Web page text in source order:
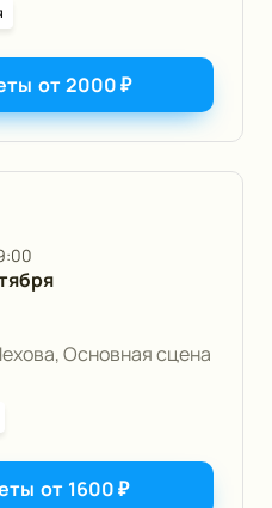
от2000₽
Основная сцена
от 1600₽